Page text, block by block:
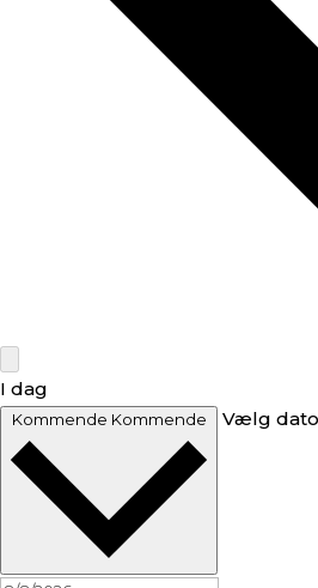
I dag
Kommende Kommende Vælg